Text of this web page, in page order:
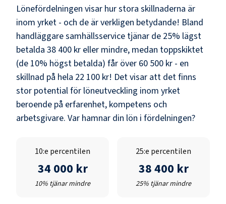
Lönefördelningen visar hur stora skillnaderna är
inom yrket - och de är verkligen betydande! Bland
handläggare samhällsservice tjänar de 25% lägst
betalda 38 400 kr eller mindre, medan toppskiktet
(de 10% högst betalda) får över 60 500 kr - en
skillnad på hela 22 100 kr! Det visar att det finns
stor potential för löneutveckling inom yrket
beroende på erfarenhet, kompetens och
arbetsgivare. Var hamnar din lön i fördelningen?
10:e percentilen
34 000 kr
10% tjänar mindre
25:e percentilen
38 400 kr
25% tjänar mindre